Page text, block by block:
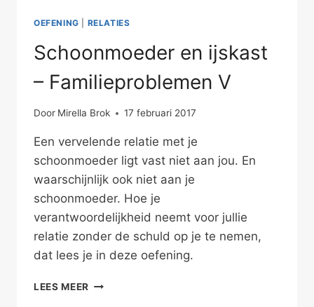
OEFENING RELATIES
Schoonmoeder en ijskast
– Familieproblemen V
Door Mirella Brok 17 februari 2017
Een vervelende relatie met je
schoonmoeder ligt vast niet aan jou. En
waarschijnlijk ook niet aan je
schoonmoeder. Hoe je
verantwoordelijkheid neemt voor jullie
relatie zonder de schuld op je te nemen,
dat lees je in deze oefening.
LEES MEER SCHOONMOEDER